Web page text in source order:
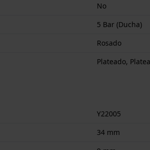
No
5 Bar (Ducha)
Rosado
Plateado,
Y22005
34 mm